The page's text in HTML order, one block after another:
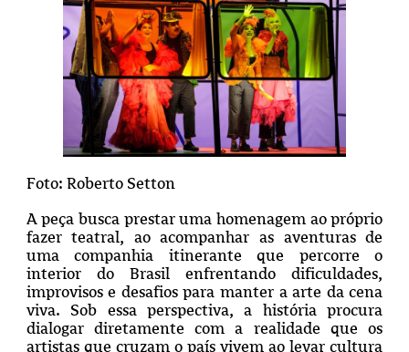
Foto: Roberto Setton
A peça busca prestar uma homenagem ao próprio
fazer teatral, ao acompanhar as aventuras de
uma companhia itinerante que percorre o
interior do Brasil enfrentando dificuldades,
improvisos e desafios para manter a arte da cena
viva. Sob essa perspectiva, a história procura
dialogar diretamente com a realidade que os
artistas que cruzam o país vivem ao levar cultura